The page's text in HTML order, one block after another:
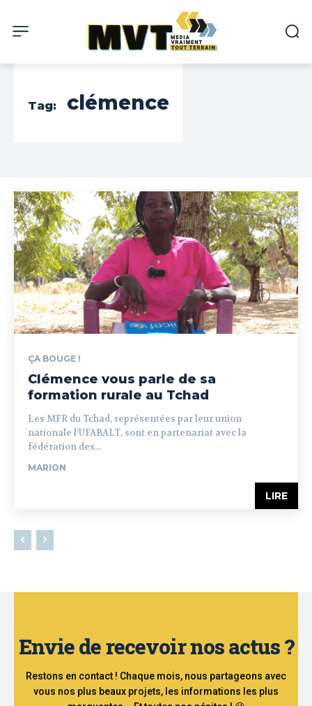
Tag: clémence
ÇA BOUGE !
Clémence vous parle de sa
formation rurale au Tchad
Les MFR du Tchad, représentées par leur union
nationale l’UFABALT, sont en partenariat avec la
fédération des...
MARION
LIRE
Envie de recevoir nos actus ?
Restons en contact ! Chaque mois, nous partageons avec
vous nos plus beaux projets, les informations les plus